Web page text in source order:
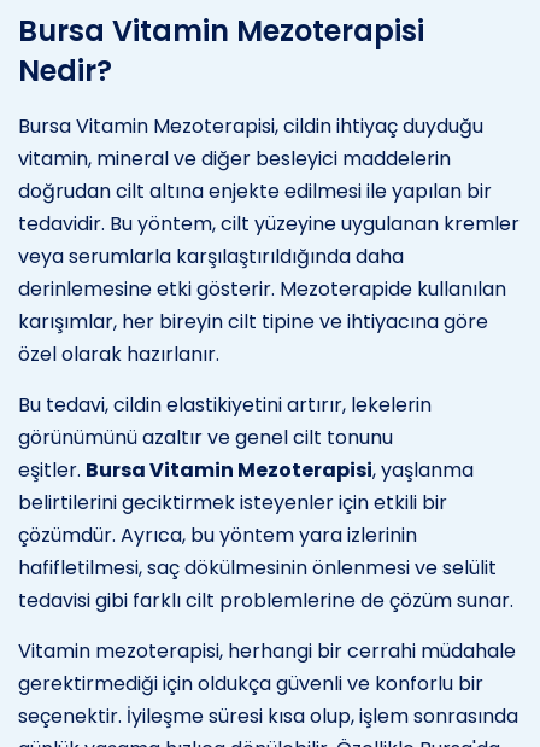
Bursa Vitamin Mezoterapisi
Nedir?
Bursa Vitamin Mezoterapisi, cildin ihtiyaç duyduğu
vitamin, mineral ve diğer besleyici maddelerin
doğrudan cilt altına enjekte edilmesi ile yapılan bir
tedavidir. Bu yöntem, cilt yüzeyine uygulanan kremler
veya serumlarla karşılaştırıldığında daha
derinlemesine etki gösterir. Mezoterapide kullanılan
karışımlar, her bireyin cilt tipine ve ihtiyacına göre
özel olarak hazırlanır.
Bu tedavi, cildin elastikiyetini artırır, lekelerin
görünümünü azaltır ve genel cilt tonunu
eşitler. Bursa Vitamin Mezoterapisi, yaşlanma
belirtilerini geciktirmek isteyenler için etkili bir
çözümdür. Ayrıca, bu yöntem yara izlerinin
hafifletilmesi, saç dökülmesinin önlenmesi ve selülit
tedavisi gibi farklı cilt problemlerine de çözüm sunar.
Vitamin mezoterapisi, herhangi bir cerrahi müdahale
gerektirmediği için oldukça güvenli ve konforlu bir
seçenektir. İyileşme süresi kısa olup, işlem sonrasında